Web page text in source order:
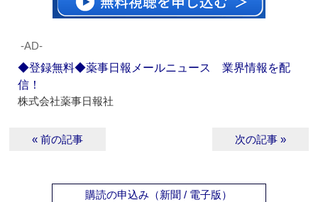
‐AD‐
◆登録無料◆薬事日報メールニュース 業界情報を配
信！
株式会社薬事日報社
« 前の記事 次の記事 »
購読の申込み（新聞 / 電子版）